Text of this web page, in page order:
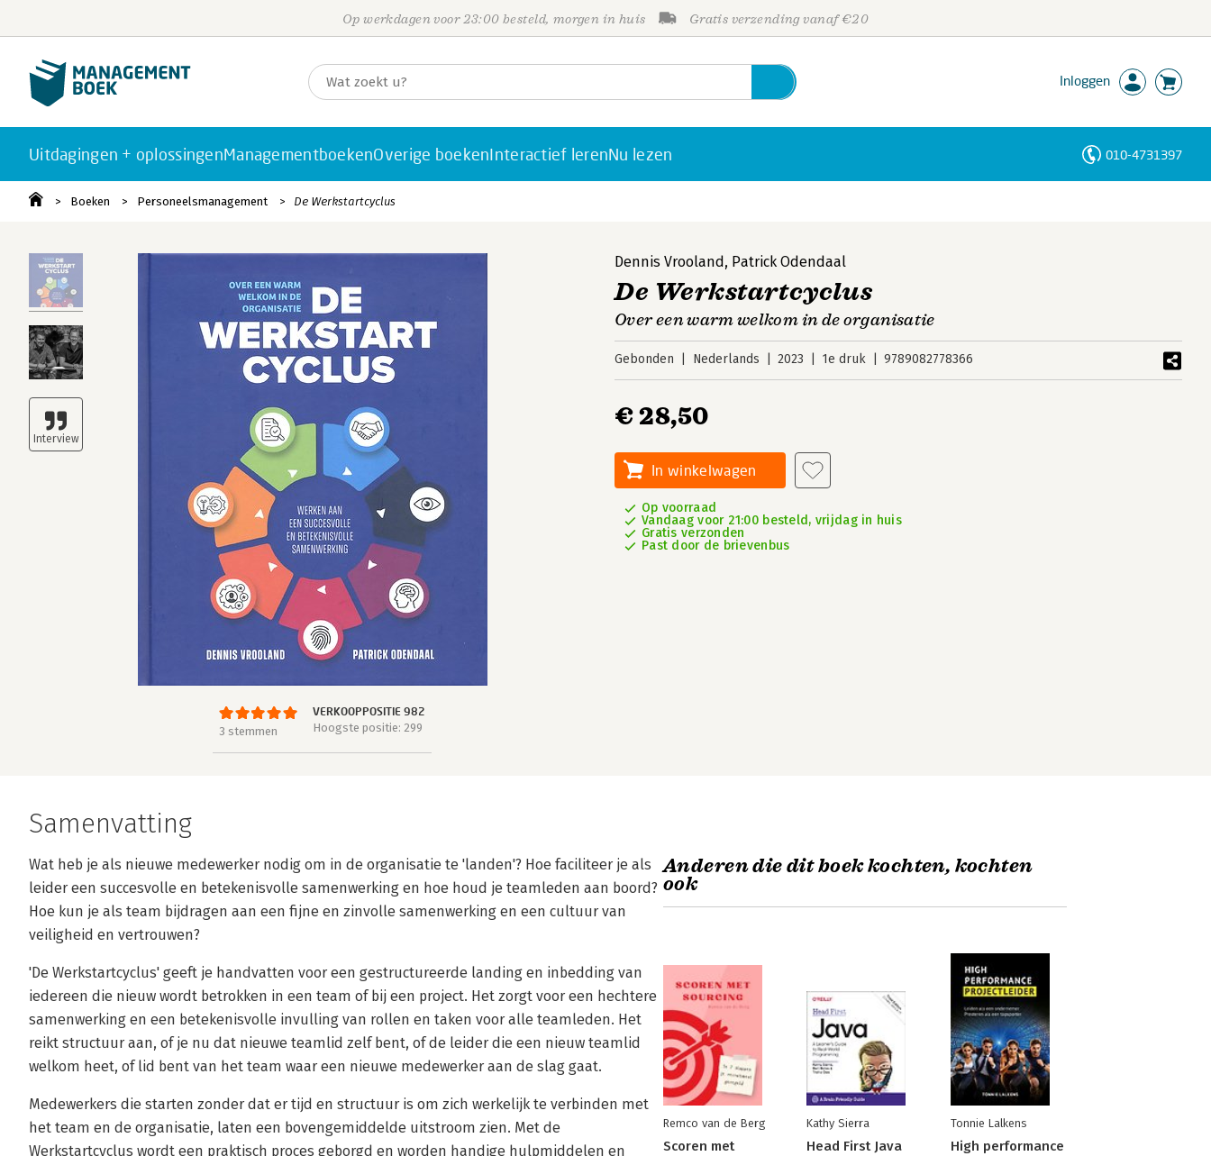
Op werkdagen voor 23:00 besteld, morgen in huis Gratis verzending vanaf €20
Inloggen
Uitdagingen + oplossingenManagementboekenOverige boekenInteractief lerenNu lezen 010-4731397
Boeken Personeelsmanagement De Werkstartcyclus
3 stemmen
VERKOOPPOSITIE 982
Hoogste positie: 299
Dennis Vrooland, Patrick Odendaal
De Werkstartcyclus
Over een warm welkom in de organisatie
Gebonden Nederlands 2023 1e druk 9789082778366
€ 28,50
In winkelwagen
Op voorraad
Vandaag voor 21:00 besteld, vrijdag in huis
Gratis verzonden
Past door de brievenbus
Samenvatting
Wat heb je als nieuwe medewerker nodig om in de organisatie te 'landen'? Hoe faciliteer je als
leider een succesvolle en betekenisvolle samenwerking en hoe houd je teamleden aan boord?
Hoe kun je als team bijdragen aan een fijne en zinvolle samenwerking en een cultuur van
veiligheid en vertrouwen?
'De Werkstartcyclus' geeft je handvatten voor een gestructureerde landing en inbedding van
iedereen die nieuw wordt betrokken in een team of bij een project. Het zorgt voor een hechtere
samenwerking en een betekenisvolle invulling van rollen en taken voor alle teamleden. Het
reikt structuur aan, of je nu dat nieuwe teamlid zelf bent, of de leider die een nieuw teamlid
welkom heet, of lid bent van het team waar een nieuwe medewerker aan de slag gaat.
Medewerkers die starten zonder dat er tijd en structuur is om zich werkelijk te verbinden met
het team en de organisatie, laten een bovengemiddelde uitstroom zien. Met de
Werkstartcyclus wordt een praktisch proces geborgd en worden handige hulpmiddelen en
Anderen die dit boek kochten, kochten
ook
Remco van de Berg
Scoren met
Kathy Sierra
Head First Java
Tonnie Lalkens
High performance
Personen